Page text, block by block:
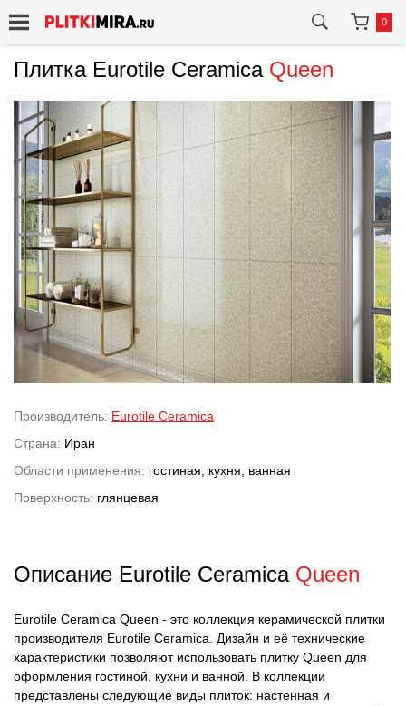
0
Плитка Eurotile Ceramica Queen
Производитель: Eurotile Ceramica
Страна: Иран
Области применения: гостиная, кухня, ванная
Поверхность: глянцевая
Описание Eurotile Ceramica Queen
Eurotile Ceramica Queen - это коллекция керамической плитки
производителя Eurotile Ceramica. Дизайн и её технические
характеристики позволяют использовать плитку Queen для
оформления гостиной, кухни и ванной. В коллекции
представлены следующие виды плиток: настенная и